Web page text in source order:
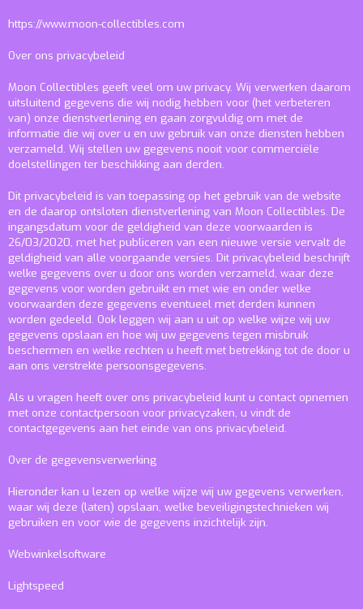
https://www.moon-collectibles.com
Over ons privacybeleid
Moon Collectibles geeft veel om uw privacy. Wij verwerken daarom
uitsluitend gegevens die wij nodig hebben voor (het verbeteren
van) onze dienstverlening en gaan zorgvuldig om met de
informatie die wij over u en uw gebruik van onze diensten hebben
verzameld. Wij stellen uw gegevens nooit voor commerciële
doelstellingen ter beschikking aan derden.
Dit privacybeleid is van toepassing op het gebruik van de website
en de daarop ontsloten dienstverlening van Moon Collectibles. De
ingangsdatum voor de geldigheid van deze voorwaarden is
26/03/2020, met het publiceren van een nieuwe versie vervalt de
geldigheid van alle voorgaande versies. Dit privacybeleid beschrijft
welke gegevens over u door ons worden verzameld, waar deze
gegevens voor worden gebruikt en met wie en onder welke
voorwaarden deze gegevens eventueel met derden kunnen
worden gedeeld. Ook leggen wij aan u uit op welke wijze wij uw
gegevens opslaan en hoe wij uw gegevens tegen misbruik
beschermen en welke rechten u heeft met betrekking tot de door u
aan ons verstrekte persoonsgegevens.
Als u vragen heeft over ons privacybeleid kunt u contact opnemen
met onze contactpersoon voor privacyzaken, u vindt de
contactgegevens aan het einde van ons privacybeleid.
Over de gegevensverwerking
Hieronder kan u lezen op welke wijze wij uw gegevens verwerken,
waar wij deze (laten) opslaan, welke beveiligingstechnieken wij
gebruiken en voor wie de gegevens inzichtelijk zijn.
Webwinkelsoftware
Lightspeed